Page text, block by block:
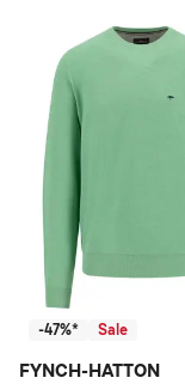
-47%* Sale
FYNCH-HATTON